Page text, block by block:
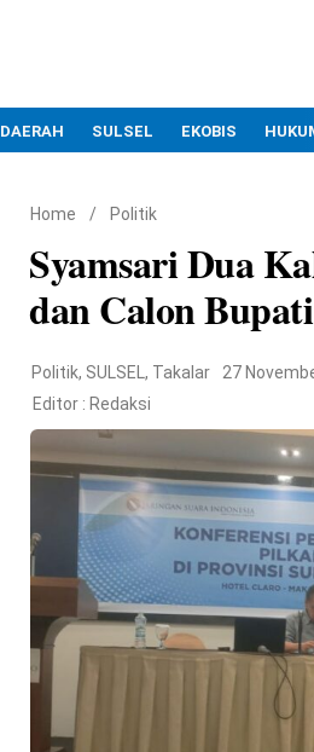
DAERAH SULSEL EKOBIS
Home / Politik
Syamsari Dua
dan Calon
Politik, SULSEL , Takalar
27
Editor : Redaksi